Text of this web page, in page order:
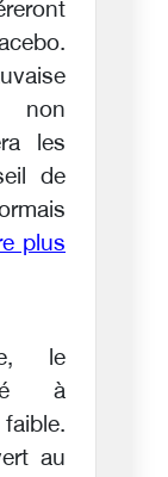
les
de
plus
le
à
au